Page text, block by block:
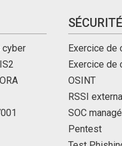
cyber
SÉCURITÉ
Exercice de
Exercice de
OSINT
RSSI
SOC managé
Pentest